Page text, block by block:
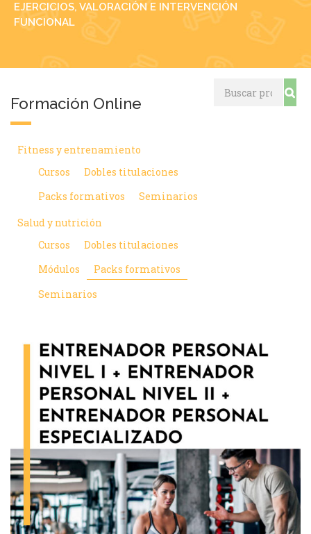
EJERCICIOS, VALORACIÓN E INTERVENCIÓN
FUNCIONAL
Buscar
por:
Formación Online
Fitness y entrenamiento
Cursos
Dobles titulaciones
Packs formativos
Seminarios
Salud y nutrición
Cursos
Dobles titulaciones
Módulos
Packs formativos
Seminarios